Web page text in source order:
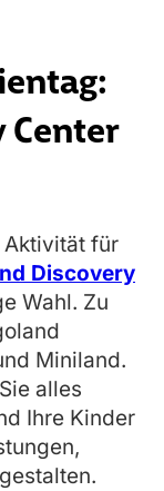
Center
Aktivität für
Discovery
Wahl. Zu
Miniland.
alles
Ihre Kinder